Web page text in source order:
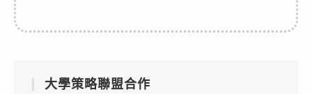
大學策略聯盟合作